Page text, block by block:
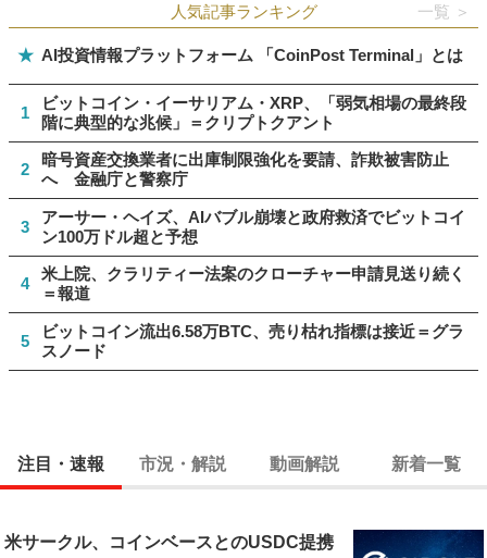
人気記事ランキング 一覧 ＞
★ AI投資情報プラットフォーム 「CoinPost Terminal」とは
1
ビットコイン・イーサリアム・XRP、「弱気相場の最終段
階に典型的な兆候」＝クリプトクアント
2
暗号資産交換業者に出庫制限強化を要請、詐欺被害防止
へ 金融庁と警察庁
3
アーサー・ヘイズ、AIバブル崩壊と政府救済でビットコイ
ン100万ドル超と予想
4
米上院、クラリティー法案のクローチャー申請見送り続く
＝報道
5
ビットコイン流出6.58万BTC、売り枯れ指標は接近＝グラ
スノード
注目・速報 市況・解説 動画解説 新着一覧
米サークル、コインベースとのUSDC提携